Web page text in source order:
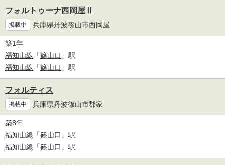
フォルトゥーナ西岡屋Ⅱ
掲載中 兵庫県丹波篠山市西岡屋
築1年
福知山線 「篠山口 」駅
福知山線 「篠山口 」駅
フォルティス
掲載中 兵庫県丹波篠山市郡家
築8年
福知山線 「篠山口 」駅
福知山線 「篠山口 」駅